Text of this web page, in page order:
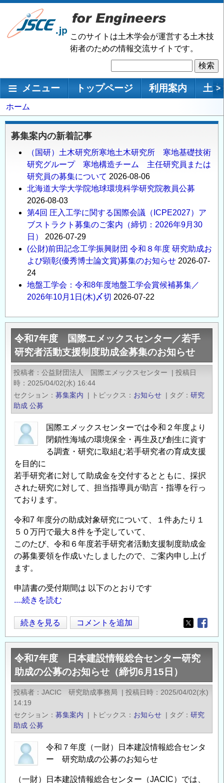
メ
ン
移
動
このサイトは土木学会が運営する土木技
術者のための情報交流サイトです。
索
メインナビゲーション
メニュー トップページ 利用案内 土 >
パ
ン
く
ホーム
募集案内の新着記事
（国研）土木研究所寒地土木研究所 寒地基礎技術
研究グループ 寒地構造チーム 主任研究員または
研究員の募集について 2026-08-06
北海道大学大学院地球環境科学研究院教員公募
2026-08-03
第4回 圧入工学に関する国際会議（ICPE2027）ア
ブストラクト募集のご案内（締切：2026年9月30
日）
2026-07-29
(公財)前田記念工学振興財団 令和８年度 研究助成お
よび顕彰(優秀博士論文賞)募集のお知らせ 2026-07-
24
地盤工学会：令和8年度地盤工学会賞候補募集／
2026年10月1日(木)〆切 2026-07-22
令和7年度 国際エメックスセンター／若手
研究者活動支援制度助成金募集のお知らせ
投稿者 公益財団法人 国際エメックスセンター | 投稿日
時
2025/04/02(水) 16:44
セクション
募集案内 | トピックス お知らせ | タグ
研究
助成 公募
国際エメックスセンターでは令和２年度より
閉鎖性海域の環境保全・再生及び創生に資す
る調査・研究に取組む若手研究者の育成支援
を目的に
若手研究者に対して助成金を交付するとともに、採択
された研究に対して、担当指導員が助言・指導を行っ
ております。
令和7 年度分の助成対象研究について、１件あたり１
５０万円で最大８件を予定していて、
このたび、令和６年度若手研究者活動支援制度助成金
の募集要領を作成いたしましたので、ご案内申し上げ
ます。
申請書の受付期間は 以下のとおりです
....続きを読む
令
和
7
年
度
国
際
エ
メ
ッ
ク
続きを見る コメントを追加
Opens in
令和7年度 日本建設情報総合センター研究
助成の公募のお知らせ（締切6月15日）
投稿者 JACIC 研究助成事務局 | 投稿日時
2025/04/02(水)
14:19
セクション
募集案内 | トピックス お知らせ | タグ
研究
助成 公募
令和７年度（一財）日本建設情報総合センタ
ー 研究助成の公募のお知らせ
（一財）日本建設情報総合センター（JACIC）では、